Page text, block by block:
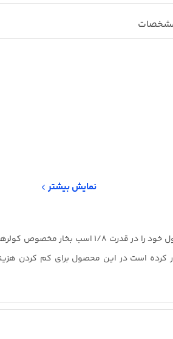
نمایش بیشتر
تولید و روانه بازار کرده است در این محصول